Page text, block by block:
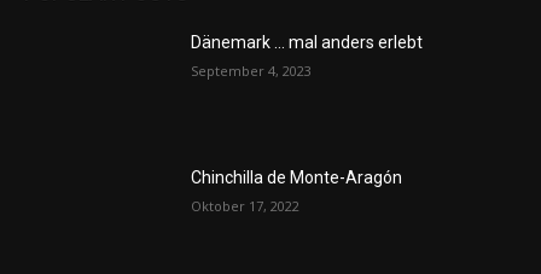
Dänemark … mal anders erlebt
September 4, 2023
Chinchilla de Monte-Aragón
Oktober 17, 2022